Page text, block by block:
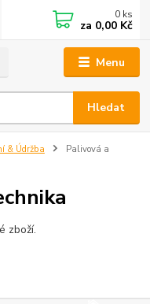
Menu
Hledat
0 ks
za 0,00 Kč
& Údržba
Palivová a
zboží.